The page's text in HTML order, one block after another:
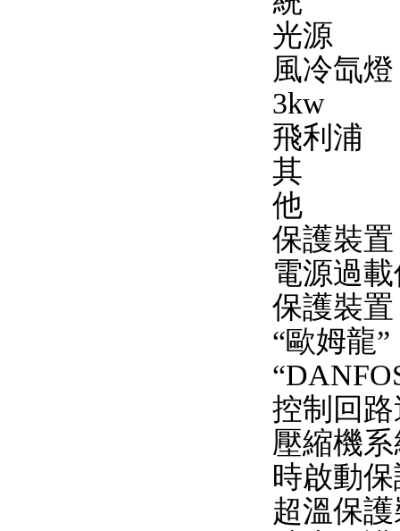
光源
風冷氙燈
3kw
飛利浦
其
他
保護裝置
電源過
保護裝置
“歐姆龍”
控制回
壓縮機
時啟動
超溫保